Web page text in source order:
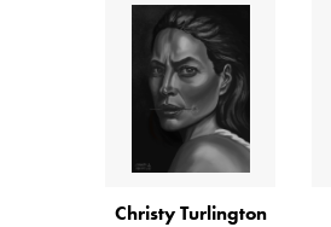
Christy Turlington